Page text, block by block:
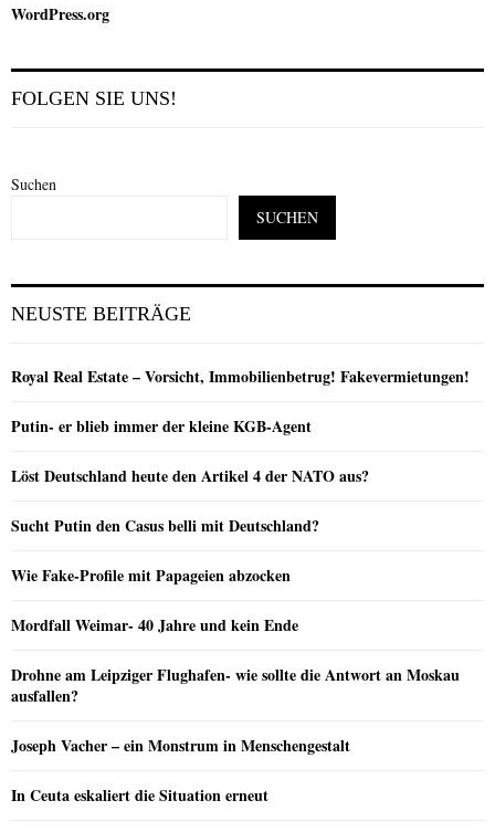
WordPress.org
FOLGEN SIE UNS!
Suchen
SUCHEN
NEUSTE BEITRÄGE
Royal Real Estate – Vorsicht, Immobilienbetrug! Fakevermietungen!
Putin- er blieb immer der kleine KGB-Agent
Löst Deutschland heute den Artikel 4 der NATO aus?
Sucht Putin den Casus belli mit Deutschland?
Wie Fake-Profile mit Papageien abzocken
Mordfall Weimar- 40 Jahre und kein Ende
Drohne am Leipziger Flughafen- wie sollte die Antwort an Moskau
ausfallen?
Joseph Vacher – ein Monstrum in Menschengestalt
In Ceuta eskaliert die Situation erneut